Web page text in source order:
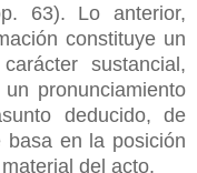
63). Lo anterior,
constituye un
sustancial,
pronunciamiento
deducido, de
basa en la posición
del acto.